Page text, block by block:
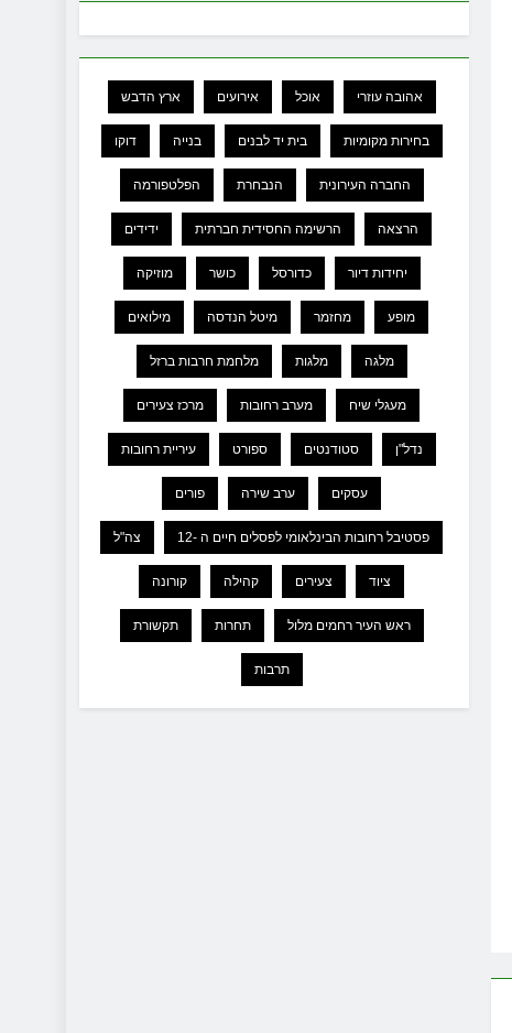
אהובה עוזרי אוכל אירועים ארץ הדבש
בחירות מקומיות בית יד לבנים בנייה דוקו
החברה העירונית הנבחרת הפלטפורמה
הרצאה הרשימה החסידית חברתית ידידים
יחידות דיור כדורסל כושר מוזיקה
מופע מחזמר מיטל הנדסה מילואים
מלגה מלגות מלחמת חרבות ברזל
מעגלי שיח מערב רחובות מרכז צעירים
נדל"ן סטודנטים ספורט עיריית רחובות
עסקים ערב שירה פורים
פסטיבל רחובות הבינלאומי לפסלים חיים ה -12 צה"ל
ציוד צעירים קהילה קורונה
ראש העיר רחמים מלול תחרות תקשורת
תרבות